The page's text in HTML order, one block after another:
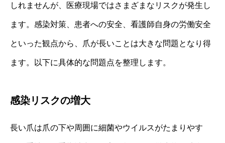
しれませんが、医療現場ではさまざまなリスクが発生し
ます。感染対策、患者への安全、看護師自身の労働安全
といった観点から、爪が長いことは大きな問題となり得
ます。以下に具体的な問題点を整理します。
感染リスクの増大
長い爪は爪の下や周囲に細菌やウイルスがたまりやす